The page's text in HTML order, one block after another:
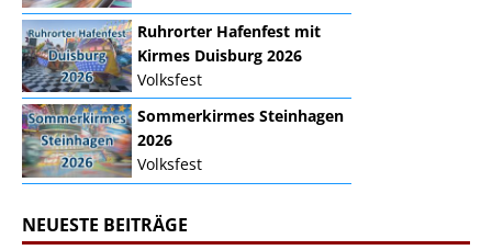
Ruhrorter Hafenfest mit
Kirmes Duisburg 2026
Volksfest
Sommerkirmes Steinhagen
2026
Volksfest
NEUESTE BEITRÄGE